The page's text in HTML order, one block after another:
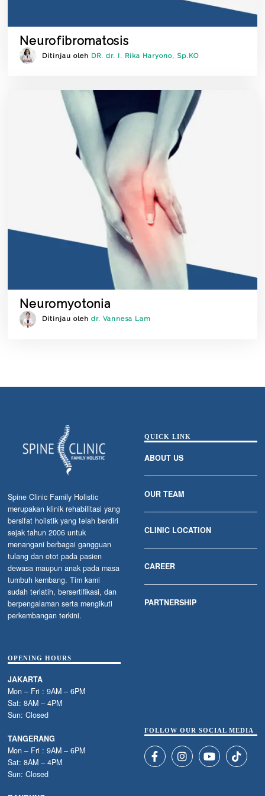
Neurofibromatosis
Ditinjau oleh DR. dr. I. Rika Haryono, Sp.KO
Neuromyotonia
Ditinjau olehdr. Vannesa Lam
Spine Clinic Family Holistic
merupakan klinik rehabilitasi yang
bersifat holistik yang telah berdiri
sejak tahun 2006 untuk
menangani berbagai gangguan
tulang dan otot pada pasien
dewasa maupun anak pada masa
tumbuh kembang. Tim kami
sudah terlatih, bersertifikasi, dan
berpengalaman serta mengikuti
perkembangan terkini.
QUICK LINK
ABOUT US
OUR TEAM
CLINIC LOCATION
CAREER
PARTNERSHIP
OPENING HOURS
JAKARTA
Mon – Fri : 9AM – 6PM
Sat: 8AM – 4PM
Sun: Closed
TANGERANG
Mon – Fri : 9AM – 6PM
Sat: 8AM – 4PM
Sun: Closed
FOLLOW OUR SOCIAL MEDIA